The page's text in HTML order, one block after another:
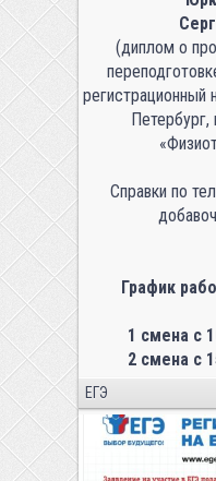
(диплом о
регистрационный
Петербург,
Справки по
График
1 смена с
2 смена с
ЕГЭ